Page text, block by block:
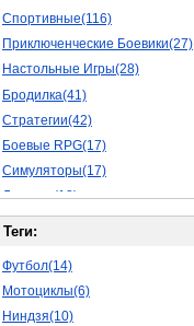
Спортивные(116)
Приключенческие Боевики(27)
Настольные Игры(28)
Бродилка(41)
Стратегии(42)
Боевые RPG(17)
Симуляторы(17)
Леталки(18)
Симуляторы Жизни(40)
Логические Игры(18)
Азартные(15)
Теги:
Футбол(14)
Мотоциклы(6)
Ниндзя(10)